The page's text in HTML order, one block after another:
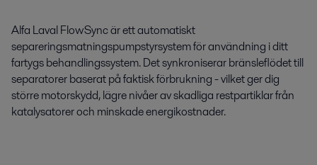
Alfa Laval FlowSync är ett automatiskt
separeringsmatningspumpstyrsystem för användning i ditt
fartygs behandlingssystem. Det synkroniserar bränsleflödet till
separatorer baserat på faktisk förbrukning - vilket ger dig
större motorskydd, lägre nivåer av skadliga restpartiklar från
katalysatorer och minskade energikostnader.